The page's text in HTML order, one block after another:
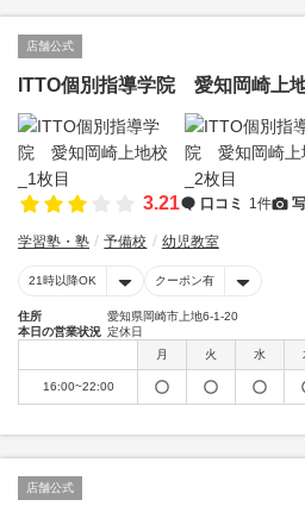
店舗公式
ITTO個別指導学院 愛知岡崎上
3.21 口コミ 1件
学習塾・塾 予備校 幼児教室
21時以降OK クーポン有
住所
愛知県岡崎市上地6-1-20
本日の営業状況 定休日
月
火 水
16:00~22:00
店舗公式